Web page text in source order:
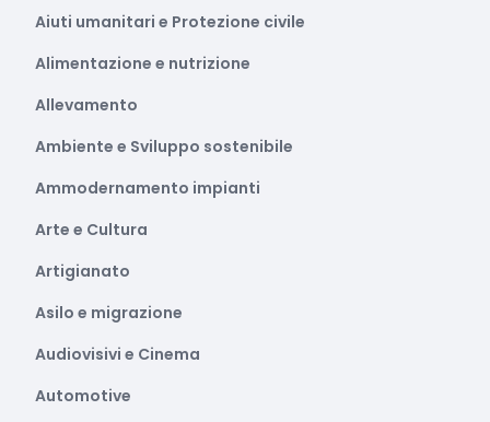
Aiuti umanitari e Protezione civile
Alimentazione e nutrizione
Allevamento
Ambiente e Sviluppo sostenibile
Ammodernamento impianti
Arte e Cultura
Artigianato
Asilo e migrazione
Audiovisivi e Cinema
Automotive